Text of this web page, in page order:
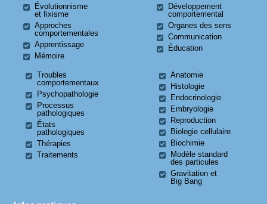
Évolutionnisme
et fixisme
Approches
comportementales
Apprentissage
Mémoire
Développement
comportemental
Organes des sens
Communication
Éducation
Troubles
comportementaux
Psychopathologie
Processus
pathologiques
États
pathologiques
Thérapies
Traitements
Anatomie
Histologie
Endocrinologie
Embryologie
Reproduction
Biologie cellulaire
Biochimie
Modèle standard
des particules
Gravitation et
Big Bang